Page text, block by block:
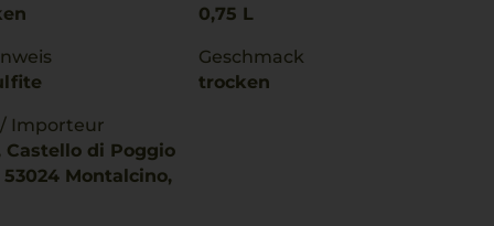
Importeur
Castello di Poggio
Montalcino,
0,75 L
Geschmack
trocken